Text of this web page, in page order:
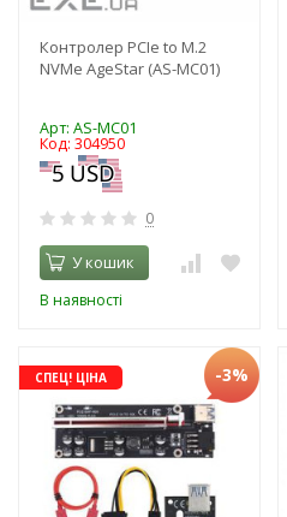
Контролер PCIe to M.2
NVMe AgeStar (AS-MC01)
Арт: AS-MC01
Код: 304950
0
У кошик
В наявності
СПЕЦ! ЦІНА -3%